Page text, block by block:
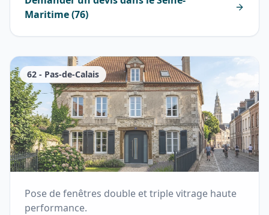
Maritime(76)
62 - Pas-de-Calais
Pose de fenêtres double et triple vitrage haute
performance.